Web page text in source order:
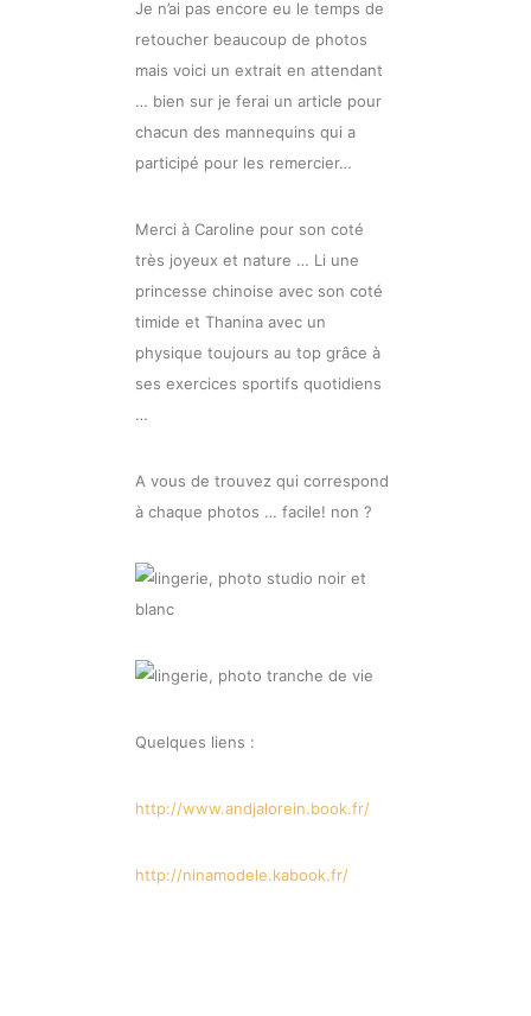
Je n’ai pas encore eu le temps de
retoucher beaucoup de photos
mais voici un extrait en attendant
… bien sur je ferai un article pour
chacun des mannequins qui a
participé pour les remercier…
Merci à Caroline pour son coté
très joyeux et nature … Li une
princesse chinoise avec son coté
timide et Thanina avec un
physique toujours au top grâce à
ses exercices sportifs quotidiens
…
A vous de trouvez qui correspond
à chaque photos … facile! non ?
Quelques liens :
http://www.andjalorein.book.fr/
http://ninamodele.kabook.fr/